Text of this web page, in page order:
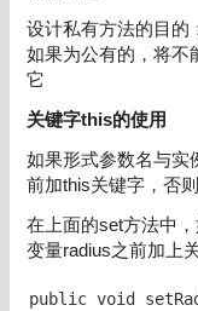
设计私有方法的目的
如果为公有的，将不
它
关键字this的使用
如果形式参数名与实
前加this关键字，否
在上面的set方法中
变量radius之前加上
public void